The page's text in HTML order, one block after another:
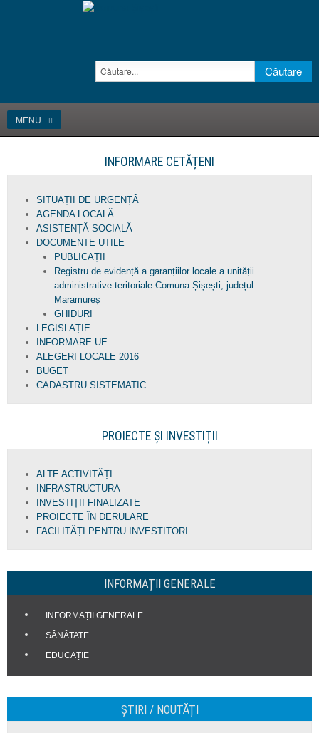
MENU
INFORMARE CETĂȚENI
SITUAȚII DE URGENȚĂ
AGENDA LOCALĂ
ASISTENȚĂ SOCIALĂ
DOCUMENTE UTILE
PUBLICAȚII
Registru de evidență a garanțiilor locale a unității
administrative teritoriale Comuna Șișești, județul
Maramureș
GHIDURI
LEGISLAȚIE
INFORMARE UE
ALEGERI LOCALE 2016
BUGET
CADASTRU SISTEMATIC
PROIECTE ȘI INVESTIȚII
ALTE ACTIVITĂȚI
INFRASTRUCTURA
INVESTIȚII FINALIZATE
PROIECTE ÎN DERULARE
FACILITĂȚI PENTRU INVESTITORI
INFORMAȚII GENERALE
INFORMAȚII GENERALE
SĂNĂTATE
EDUCAȚIE
ȘTIRI / NOUTĂȚI